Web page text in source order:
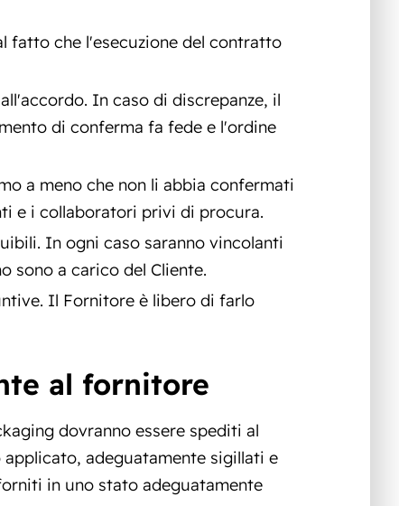
fatto che l'esecuzione del contratto
In caso di discrepanze, il
di conferma fa fede e l'ordine
a meno che non li abbia confermati
e i collaboratori privi di procura.
In ogni caso saranno vincolanti
sono a carico del Cliente.
Il Fornitore è libero di farlo
al fornitore
dovranno essere spediti al
adeguatamente sigillati e
in uno stato adeguatamente